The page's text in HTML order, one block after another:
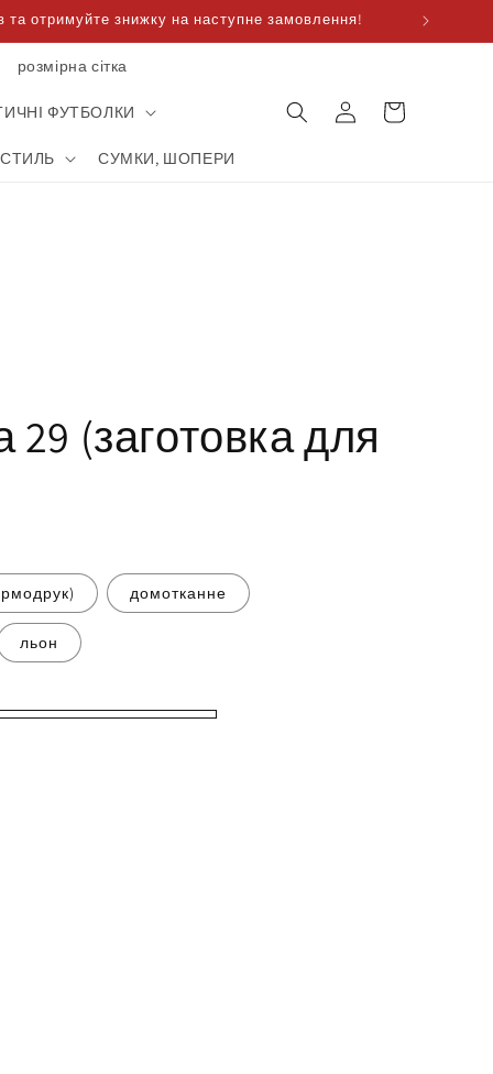
отримуйте знижку на наступне замовлення!
розмірна сітка
ФУТБОЛКИ
СУМКИ, ШОПЕРИ
увійти
для
29 (заготовка для
домотканне
льон